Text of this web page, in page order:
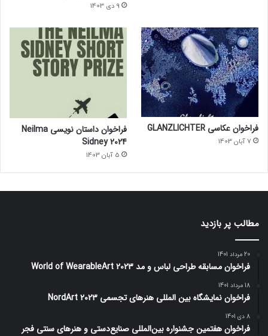
9 دی 1403
فراخوان عکاسی GLANZLICHTER
7 آبان 1403
فراخوان داستان نویسی Neilma
Sidney 2024
5 آبان 1403
مطالب پر بازدید
20 مرداد 1401
فراخوان مسابقه طراحی لباس و مد World of WearableArt 2023
18 مرداد 1401
فراخوان نمایشگاه بین المللی هنرهای تجسمی NordArt 2023
8 دی 1401
فراخوان هفتمین جشنواره بین‌المللی صنایع‌دستی و هنرهای سنتی فجر